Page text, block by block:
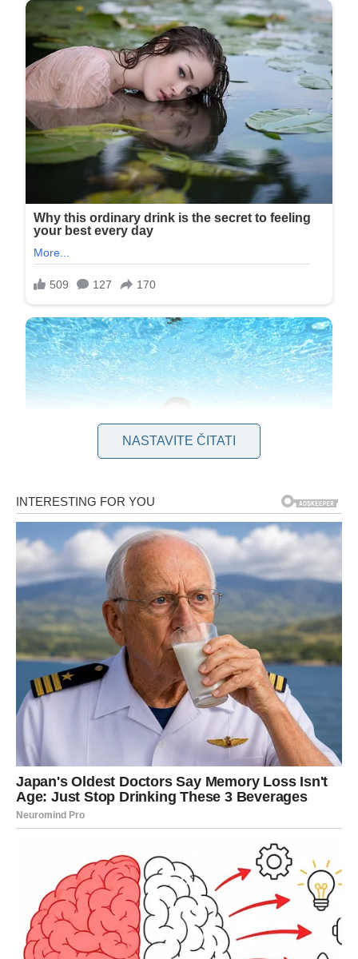
Vino od šipka – više od pića
Na prostorima Balkana, Skandinavije, pa čak i u Rumuniji,
vino od šipka bilo je neizostavan dio zimnice
. Pripremalo
se u jesen, kada je šipak potpuno sazrio, i koristilo se tokom
zime za jačanje organizma, ali i za uživanje u posebnom,
voćnom okusu.
antioksidansima, a njegova priprema ne zahtijeva posebno
znanje ni opremu.
NASTAVITE ČITATI